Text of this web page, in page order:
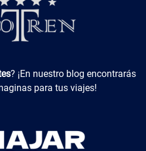
? ¡En nuestro blog encontrarás
para tus viajes!